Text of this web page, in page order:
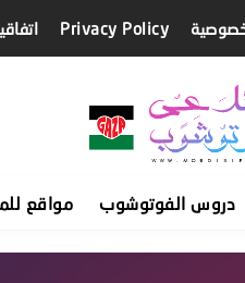
Privacy Policy
دروس الفوتوشوب مواقع